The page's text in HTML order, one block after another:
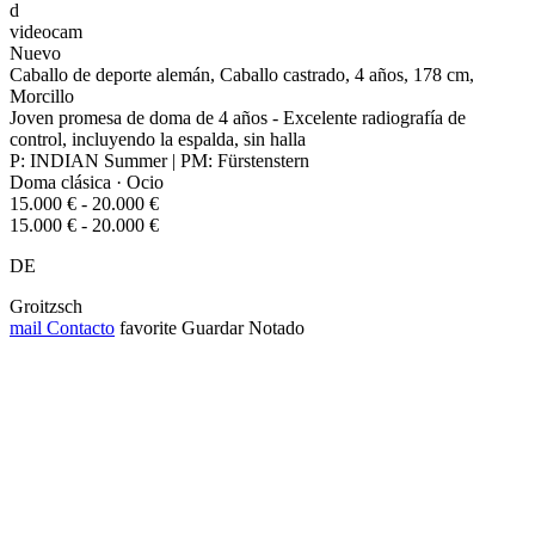
d
videocam
Nuevo
Caballo de deporte alemán, Caballo castrado, 4 años, 178 cm,
Morcillo
Joven promesa de doma de 4 años - Excelente radiografía de
control, incluyendo la espalda, sin halla
P: INDIAN Summer | PM: Fürstenstern
Doma clásica · Ocio
15.000 € - 20.000 €
15.000 € - 20.000 €
DE
Groitzsch
mail Contacto favorite Guardar Notado